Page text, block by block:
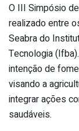
O III Simpósio
realizado entre
Seabra do
Tecnologia
intenção de
visando a
integrar ações
saudáveis.